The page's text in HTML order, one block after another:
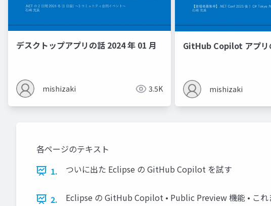
デスクトップアプリの話 2024 年 01 月
mishizaki 3.5K
GitHub Copilot アプリ
mishizaki
各ページのテキスト
1.
ついに出た Eclipse の GitHub Copilot を試す
2. Eclipse の GitHub Copilot • Public Preview 機能 • これ